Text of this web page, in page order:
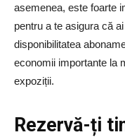
asemenea, este foarte
pentru a te asigura că
disponibilitatea
economii importante la
expoziții.
Rezervă-ți